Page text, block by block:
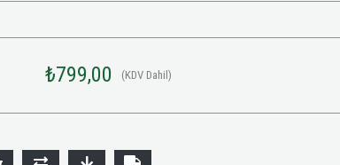
₺799,00 (KDV Dahil)